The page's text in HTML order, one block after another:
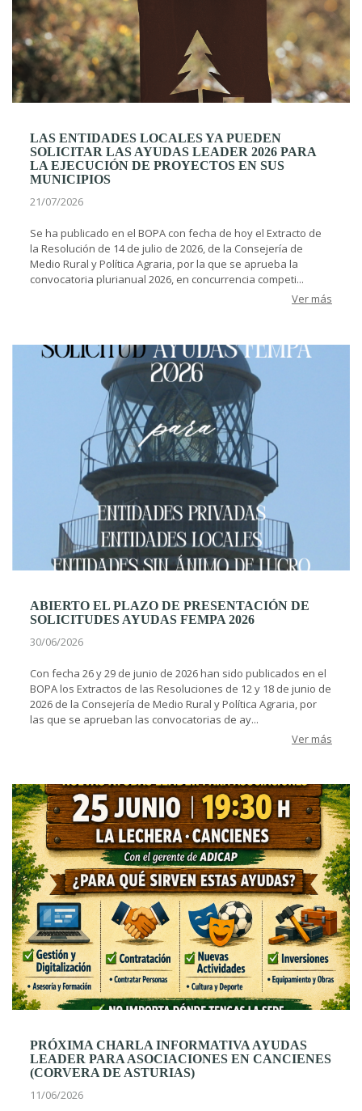
LAS ENTIDADES LOCALES YA PUEDEN
SOLICITAR LAS AYUDAS LEADER 2026 PARA
LA EJECUCIÓN DE PROYECTOS EN SUS
MUNICIPIOS
21/07/2026
Se ha publicado en el BOPA con fecha de hoy el Extracto de
la Resolución de 14 de julio de 2026, de la Consejería de
Medio Rural y Política Agraria, por la que se aprueba la
convocatoria plurianual 2026, en concurrencia competi...
Ver más
ABIERTO EL PLAZO DE PRESENTACIÓN DE
SOLICITUDES AYUDAS FEMPA 2026
30/06/2026
Con fecha 26 y 29 de junio de 2026 han sido publicados en el
BOPA los Extractos de las Resoluciones de 12 y 18 de junio de
2026 de la Consejería de Medio Rural y Política Agraria, por
las que se aprueban las convocatorias de ay...
Ver más
PRÓXIMA CHARLA INFORMATIVA AYUDAS
LEADER PARA ASOCIACIONES EN CANCIENES
(CORVERA DE ASTURIAS)
11/06/2026